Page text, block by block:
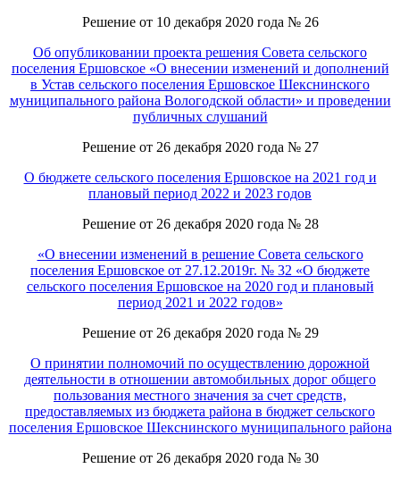
Решение от 10 декабря 2020 года № 26
Об опубликовании проекта решения Совета сельского
поселения Ершовское «О внесении изменений и дополнений
в Устав сельского поселения Ершовское Шекснинского
муниципального района Вологодской области» и проведении
публичных слушаний
Решение от 26 декабря 2020 года № 27
О бюджете сельского поселения Ершовское на 2021 год и
плановый период 2022 и 2023 годов
Решение от 26 декабря 2020 года № 28
«О внесении изменений в решение Совета сельского
поселения Ершовское от 27.12.2019г. № 32 «О бюджете
сельского поселения Ершовское на 2020 год и плановый
период 2021 и 2022 годов»
Решение от 26 декабря 2020 года № 29
О принятии полномочий по осуществлению дорожной
деятельности в отношении автомобильных дорог общего
пользования местного значения за счет средств,
предоставляемых из бюджета района в бюджет сельского
поселения Ершовское Шекснинского муниципального района
Решение от 26 декабря 2020 года № 30